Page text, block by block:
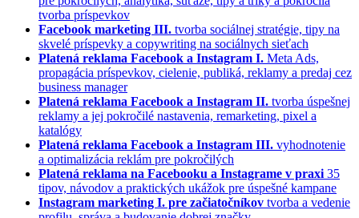
tvorba príspevkov
Facebook marketing III. tvorba sociálnej stratégie, tipy na
skvelé príspevky a copywriting na sociálnych sieťach
Platená reklama Facebook a Instagram I. Meta Ads,
propagácia príspevkov, cielenie, publiká, reklamy a predaj cez
business manager
Platená reklama Facebook a Instagram II. tvorba úspešnej
reklamy a jej pokročilé nastavenia, remarketing, pixel a
katalógy
Platená reklama Facebook a Instagram III. vyhodnotenie
a optimalizácia reklám pre pokročilých
Platená reklama na Facebooku a Instagrame v praxi 35
tipov, návodov a praktických ukážok pre úspešné kampane
Instagram marketing I. pre začiatočníkov tvorba a vedenie